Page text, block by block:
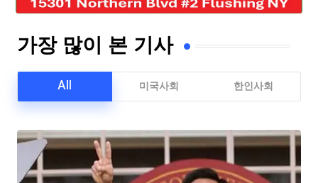
가장 많이 본 기사
All 미국사회 한인사회